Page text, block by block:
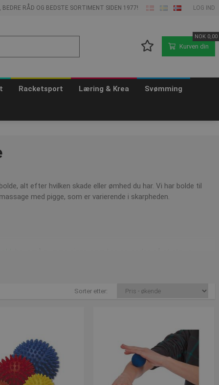
BEDRE RÅD OG BEDSTE SORTIMENT SIDEN 1977! LOG IND
Kurven din
NOK0,00
Racketsport Læring & Krea Svømming
alt efter hvilken skade eller ømhed du har. Vi har bolde til
med pigge, som er varierende i skarpheden.
eller går du til kiopraktor, anbefaler de små massagebolde til
til at massere fødderene, hvor du kan stå på den ene fod og
® på overflader som: En dør, et bord, gulv eller en væg. På
Sorter etter: